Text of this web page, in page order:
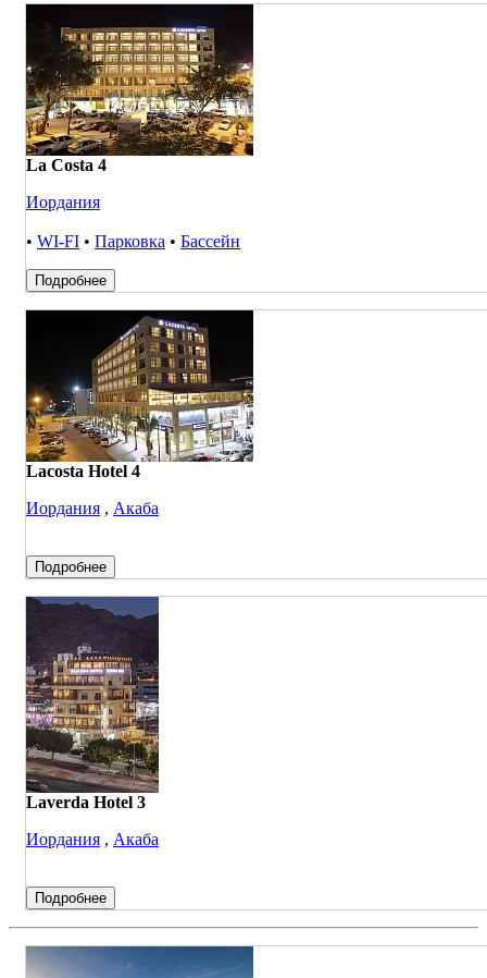
La Costa 4
Иордания
• WI-FI • Парковка • Бассейн
Подробнее
Lacosta Hotel 4
Иордания , Акаба
Подробнее
Laverda Hotel 3
Иордания , Акаба
Подробнее